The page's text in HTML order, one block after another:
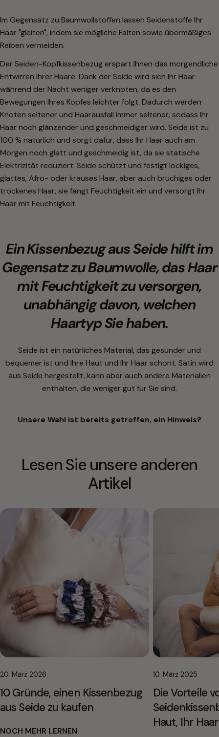
Im Gegensatz zu Baumwollstoffen lassen Seidenstoffe Ihr
Haar "gleiten", indem sie mögliche Falten sowie übermäßiges
Reiben vermeiden.
Der Seiden-Kopfkissenbezug erspart Ihnen das morgendliche
Entwirren Ihrer Haare. Dank der Seide wird sich Ihr Haar
während der Nacht weniger verknoten, da es den
Bewegungen Ihres Kopfes leichter folgt. Dadurch werden
Knoten seltener und Haarausfall immer seltener, sodass Ihr
Haar noch glänzender und geschmeidiger wird. Seide ist zu
100 % natürlich und sorgt dafür, dass Ihr Haar auch am
Morgen noch glatt und geschmeidig ist, da sie statische
Elektrizität reduziert. Seide schützt und festigt lockiges,
glattes, Afro- oder krauses Haar, aber auch brüchiges oder
trockenes Haar, sie fängt Feuchtigkeit ein und versorgt Ihr
Haar mit Feuchtigkeit.
Ein Kissenbezug aus Seide hilft im
Gegensatz zu Baumwolle, das Haar
mit Feuchtigkeit zu versorgen,
unabhängig davon, welchen
Haartyp Sie haben.
Seide ist ein natürliches Material, das gesünder und
bequemer ist und Ihre Haut und Ihr Haar schont. Satin wird
aus Seide hergestellt, kann aber auch andere Materialien
enthalten, die weniger gut für Sie sind.
Unsere Wahl ist bereits getroffen, ein Hinweis?
Lesen Sie unsere anderen
Artikel
20. März 2026
10 Gründe, einen Kissenbezug
aus Seide zu kaufen
NOCH MEHR LERNEN
10. März 2025
Die Vorteile
Haut, Ihr